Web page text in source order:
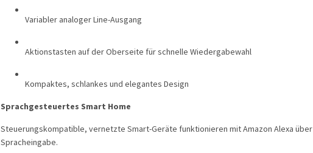
Variabler analoger Line-Ausgang
Aktionstasten auf der Oberseite für schnelle Wiedergabewahl
Kompaktes, schlankes und elegantes Design
Sprachgesteuertes Smart Home
Steuerungskompatible, vernetzte Smart-Geräte funktionieren mit Amazon Alexa über
Spracheingabe.